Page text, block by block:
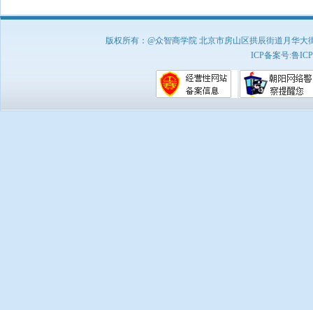
版权所有：@众智商学院 北京市房山区拱辰街道月华
ICP备案号:鲁